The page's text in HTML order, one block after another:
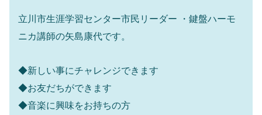
立川市生涯学習センター市民リーダー ・鍵盤ハーモ
ニカ講師の矢島康代です。
◆新しい事にチャレンジできます
◆お友だちができます
◆音楽に興味をお持ちの方